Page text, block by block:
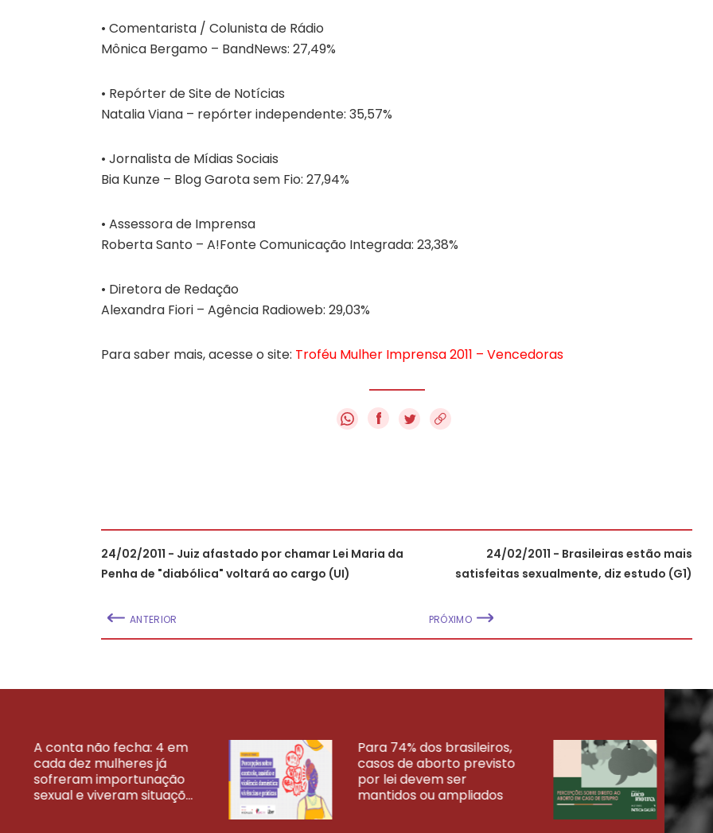
• Comentarista / Colunista de Rádio
Mônica Bergamo – BandNews: 27,49%
• Repórter de Site de Notícias
Natalia Viana – repórter independente: 35,57%
• Jornalista de Mídias Sociais
Bia Kunze – Blog Garota sem Fio: 27,94%
• Assessora de Imprensa
Roberta Santo – A!Fonte Comunicação Integrada: 23,38%
• Diretora de Redação
Alexandra Fiori – Agência Radioweb: 29,03%
Para saber mais, acesse o site: Troféu Mulher Imprensa 2011 – Vencedoras
f
24/02/2011 - Juiz afastado por chamar Lei Maria da
Penha de "diabólica" voltará ao cargo (UI)
ANTERIOR
24/02/2011 - Brasileiras estão mais
satisfeitas sexualmente, diz estudo (G1)
PRÓXIMO
A conta não fecha: 4 em
cada dez mulheres já
sofreram importunação
sexual e viveram situaçõ...
Para 74% dos brasileiros,
casos de aborto previsto
por lei devem ser
mantidos ou ampliados
VEJA MAIS PESQUISAS